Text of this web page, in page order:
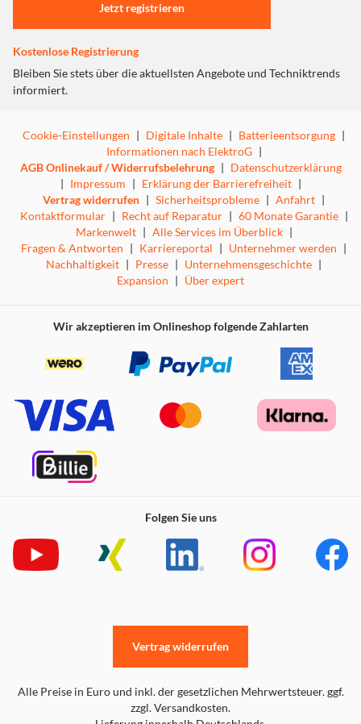
Jetzt registrieren
Kostenlose Registrierung
Bleiben Sie stets über die aktuellsten Angebote und Techniktrends
informiert.
Cookie-Einstellungen | Digitale Inhalte | Batterieentsorgung |
Informationen nach ElektroG |
AGB Onlinekauf / Widerrufsbelehrung | Datenschutzerklärung
| Impressum | Erklärung der Barrierefreiheit |
Vertrag widerrufen | Sicherheitsprobleme | Anfahrt |
Kontaktformular | Recht auf Reparatur | 60 Monate Garantie |
Markenwelt | Alle Services im Überblick |
Fragen & Antworten | Karriereportal | Unternehmer werden |
Nachhaltigkeit | Presse | Unternehmensgeschichte |
Expansion | Über expert
Wir akzeptieren im Onlineshop folgende Zahlarten
Folgen Sie uns
Alle Preise in Euro und inkl. der gesetzlichen Mehrwertsteuer. ggf.
zzgl. Versandkosten.
Vertrag widerrufen